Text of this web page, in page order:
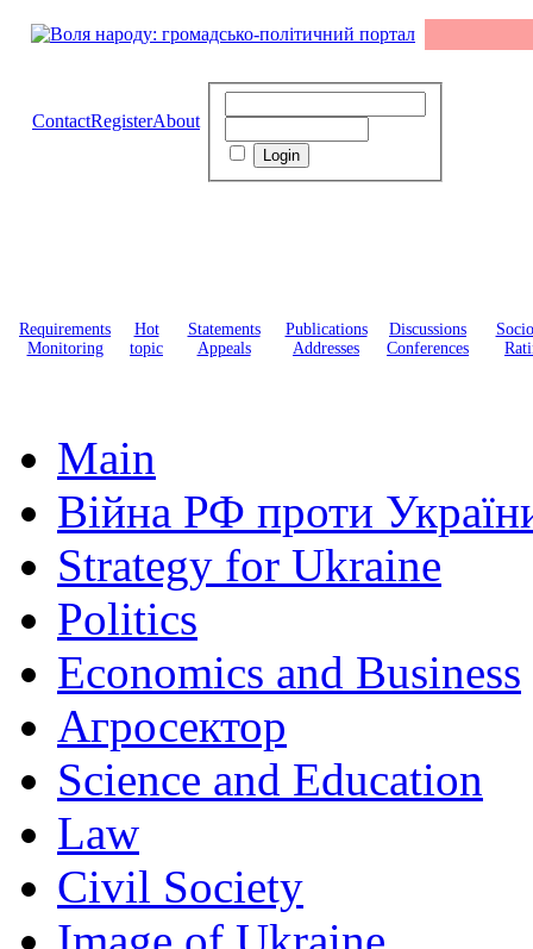
ContactRegisterAbout
Requirements
Monitoring
Hot
topic
Statements
Appeals
Publications
Addresses
Discussions
Conferences
Main
Війна РФ проти
Strategy for Ukraine
Politics
Economics and Business
Агросектор
Science and Education
Law
Civil Society